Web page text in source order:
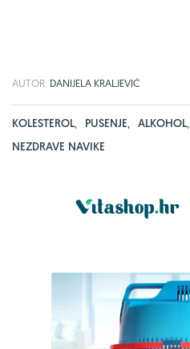
AUTOR: DANIJELA KRALJEVIĆ
KOLESTEROL, PUŠENJE, ALKOHOL,
NEZDRAVE NAVIKE